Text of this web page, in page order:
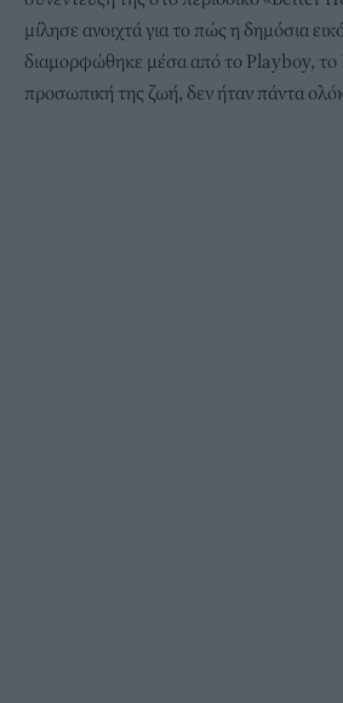
μίλησε ανοιχτά για το πώς η δημόσια
διαμορφώθηκε μέσα από το Playboy, το
προσωπική της ζωή, δεν ήταν πάντα